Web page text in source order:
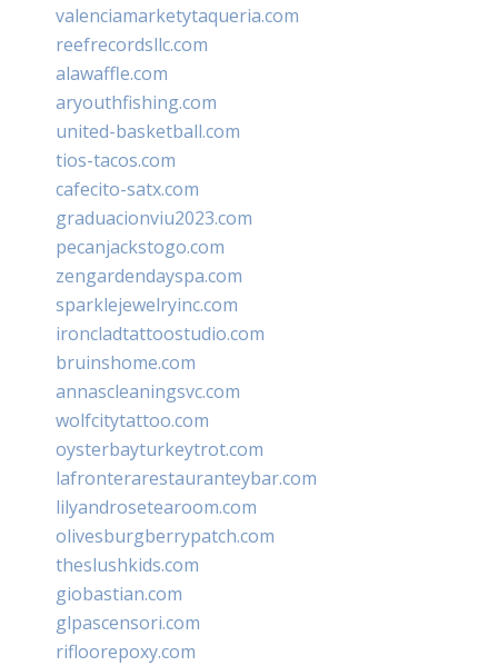
valenciamarketytaqueria.com
reefrecordsllc.com
alawaffle.com
aryouthfishing.com
united-basketball.com
tios-tacos.com
cafecito-satx.com
graduacionviu2023.com
pecanjackstogo.com
zengardendayspa.com
sparklejewelryinc.com
ironcladtattoostudio.com
bruinshome.com
annascleaningsvc.com
wolfcitytattoo.com
oysterbayturkeytrot.com
lafronterarestauranteybar.com
lilyandrosetearoom.com
olivesburgberrypatch.com
theslushkids.com
giobastian.com
glpascensori.com
rifloorepoxy.com